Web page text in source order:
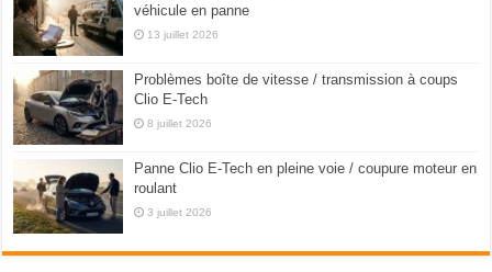
véhicule en panne
13 juillet 2026
Problèmes boîte de vitesse / transmission à coups
Clio E-Tech
8 juillet 2026
Panne Clio E-Tech en pleine voie / coupure moteur en
roulant
3 juillet 2026